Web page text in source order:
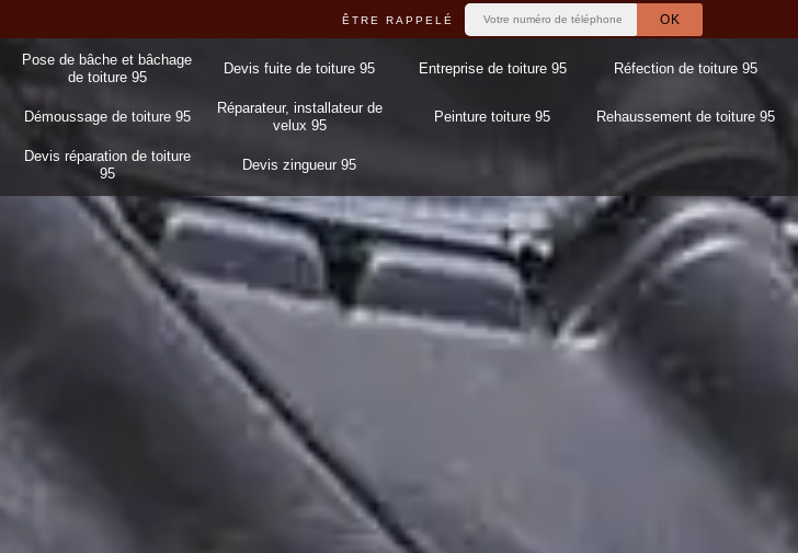
ÊTRE RAPPELÉ
Pose de bâche et bâchage
de toiture 95
Devis fuite de toiture 95 Entreprise de toiture 95 Réfection de toiture 95
Démoussage de toiture 95
Réparateur, installateur de
velux 95
Peinture toiture 95 Rehaussement de toiture 95
Devis réparation de toiture
95
Devis zingueur 95